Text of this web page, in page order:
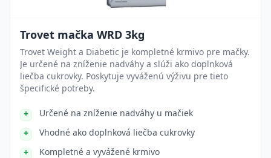
Trovet mačka WRD 3kg
Trovet Weight a Diabetic je kompletné krmivo pre mačky.
Je určené na zníženie nadváhy a slúži ako doplnková
liečba cukrovky. Poskytuje vyváženú výživu pre tieto
špecifické potreby.
Určené na zníženie nadváhy u mačiek
Vhodné ako doplnková liečba cukrovky
Kompletné a vyvážené krmivo